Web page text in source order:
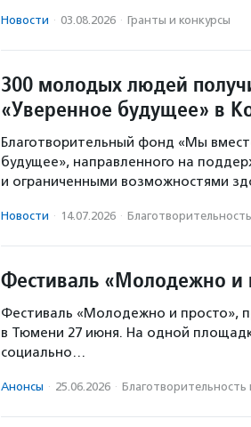
Новости · 03.08.2026 · Гранты и конкурсы
300 молодых людей
«Уверенное будущее» в
Благотворительный фонд «Мы
будущее», направленного на
и ограниченными возможностями
Новости · 14.07.2026 ·
Фестиваль «Молодежно и
Фестиваль «Молодежно и просто»,
в Тюмени 27 июня. На одной
социально…
Анонсы · 25.06.2026 ·